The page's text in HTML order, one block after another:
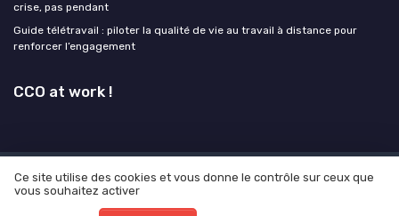
crise, pas pendant
Guide télétravail : piloter la qualité de vie au travail à distance pour
renforcer l’engagement
CCO at work !
Mentions légales Politique de confidentialité
Grande
enquête 2025 sur l'IA et les directions de la communication
Ce site utilise des cookies et vous donne le contrôle sur ceux que
vous souhaitez activer